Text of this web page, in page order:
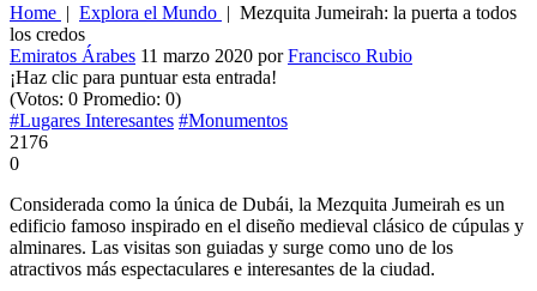
Home | Explora el Mundo | Mezquita Jumeirah: la puerta a todos
los credos
Emiratos Árabes 11 marzo 2020 porFrancisco Rubio
¡Haz clic para puntuar esta entrada!
(Votos: 0 Promedio: 0)
#Lugares Interesantes #Monumentos
2176
0
Considerada como la única de Dubái, la Mezquita Jumeirah es un
edificio famoso inspirado en el diseño medieval clásico de cúpulas y
alminares. Las visitas son guiadas y surge como uno de los
atractivos más espectaculares e interesantes de la ciudad.